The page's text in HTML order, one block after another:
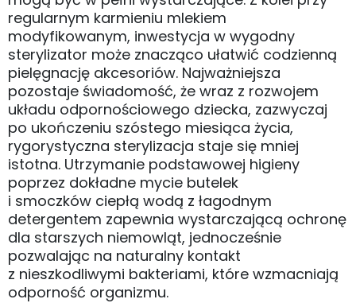
regularnym karmieniu mlekiem
modyfikowanym, inwestycja w wygodny
sterylizator może znacząco ułatwić codzienną
pielęgnację akcesoriów. Najważniejsza
pozostaje świadomość, że wraz z rozwojem
układu odpornościowego dziecka, zazwyczaj
po ukończeniu szóstego miesiąca życia,
rygorystyczna sterylizacja staje się mniej
istotna. Utrzymanie podstawowej higieny
poprzez dokładne mycie butelek
i smoczków ciepłą wodą z łagodnym
detergentem zapewnia wystarczającą ochronę
dla starszych niemowląt, jednocześnie
pozwalając na naturalny kontakt
z nieszkodliwymi bakteriami, które wzmacniają
odporność organizmu.